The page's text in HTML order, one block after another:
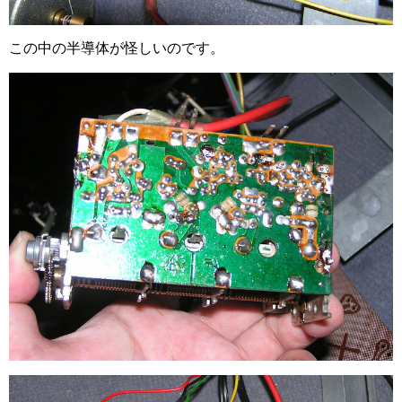
この中の半導体が怪しいのです。